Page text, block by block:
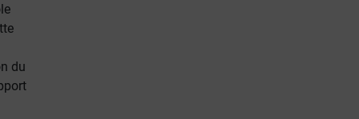
du